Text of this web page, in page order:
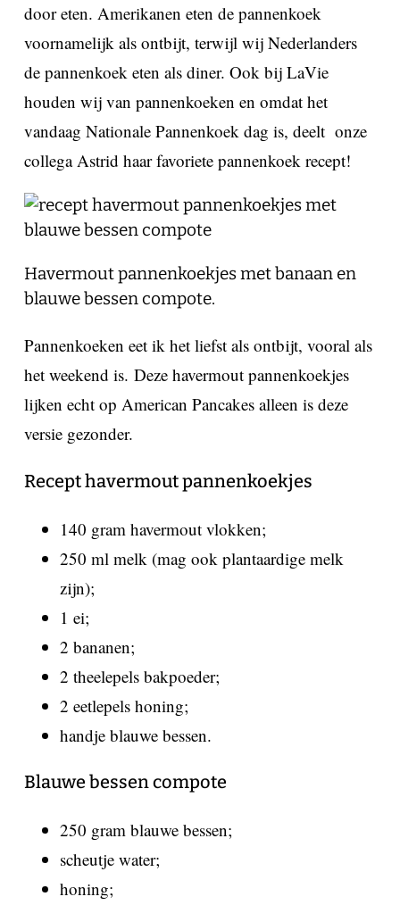
door eten. Amerikanen eten de pannenkoek
voornamelijk als ontbijt, terwijl wij Nederlanders
de pannenkoek eten als diner. Ook bij LaVie
houden wij van pannenkoeken en omdat het
vandaag Nationale Pannenkoek dag is, deelt onze
collega Astrid haar favoriete pannenkoek recept!
Havermout pannenkoekjes met banaan en
blauwe bessen compote.
Pannenkoeken eet ik het liefst als ontbijt, vooral als
het weekend is. Deze havermout pannenkoekjes
lijken echt op American Pancakes alleen is deze
versie gezonder.
Recept havermout pannenkoekjes
140 gram havermout vlokken;
250 ml melk (mag ook plantaardige melk
zijn);
1 ei;
2 bananen;
2 theelepels bakpoeder;
2 eetlepels honing;
handje blauwe bessen.
Blauwe bessen compote
250 gram blauwe bessen;
scheutje water;
honing;